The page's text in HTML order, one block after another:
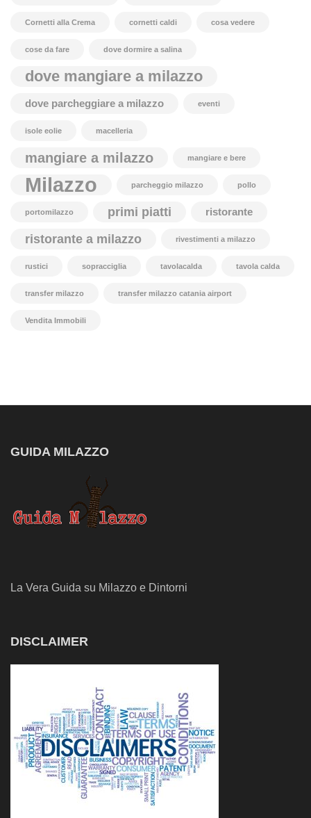
Cornetti alla Crema cornetti caldi cosa vedere
cose da fare dove dormire a salina
dove mangiare a milazzo
dove parcheggiare a milazzo eventi
isole eolie macelleria
mangiare a milazzo mangiare e bere
Milazzo parcheggio milazzo pollo
portomilazzo primi piatti ristorante
ristorante a milazzo rivestimenti a milazzo
rustici sopracciglia tavolacalda tavola calda
transfer milazzo transfer milazzo catania airport
Vendita Immobili
GUIDA MILAZZO
La Vera Guida su Milazzo e Dintorni
DISCLAIMER